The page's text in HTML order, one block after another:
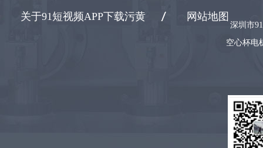
关于91短视频APP下载污黄
网站地图
深圳市
空心杯电